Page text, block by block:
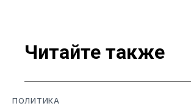
Читайте также
ПОЛИТИКА